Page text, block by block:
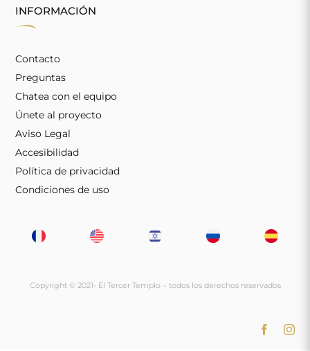
INFORMACIÓN
Contacto
Preguntas
Chatea con el equipo
Únete al proyecto
Aviso Legal
Accesibilidad
Política de privacidad
Condiciones de uso
Copyright © 2021- El Tercer Templo – todos los derechos reservados